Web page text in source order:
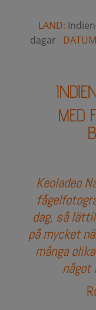
LAND: Indien
dagar
MED
Keoladeo
dag, så
på mycket
många
något